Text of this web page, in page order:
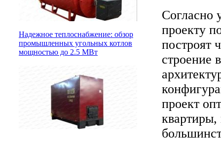
Надежное теплоснабжение: обзор
промышленных угольных котлов
мощностью до 2.5 МВт
Согласно
проекту
построят
строение
проект